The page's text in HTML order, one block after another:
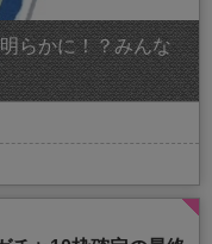
らかに！？みんな